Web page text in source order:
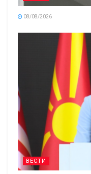
08/08/2026
ВЕСТИ